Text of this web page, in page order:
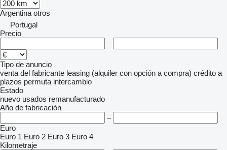
Argentina otros
Portugal
Precio
–
Tipo de anuncio
venta del fabricante leasing (alquiler con opción a compra) crédito a
plazos permuta intercambio
Estado
nuevo usados remanufacturado
Año de fabricación
–
Euro
Euro 1 Euro 2 Euro 3 Euro 4
Kilometraje